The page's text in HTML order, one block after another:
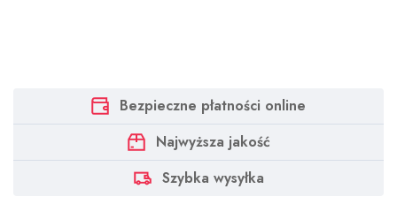
Bezpieczne płatności online
Najwyższa jakość
Szybka wysyłka